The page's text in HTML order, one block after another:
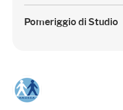
Pomeriggio di Studio